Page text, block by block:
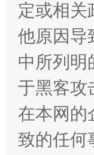
“刷
定或相关
他原因导
中所列明
于黑客攻
在本网的
致的任何